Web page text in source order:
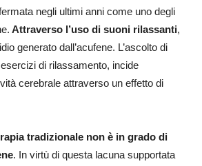
negli ultimi anni come uno degli
Attraverso l’uso di suoni rilassanti,
generato dall’acufene. L’ascolto di
di rilassamento, incide
cerebrale attraverso un effetto di
tradizionale non è in grado di
. In virtù di questa lacuna supportata